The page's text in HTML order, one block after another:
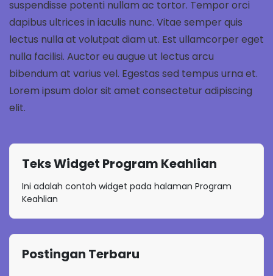
suspendisse potenti nullam ac tortor. Tempor orci
dapibus ultrices in iaculis nunc. Vitae semper quis
lectus nulla at volutpat diam ut. Est ullamcorper eget
nulla facilisi. Auctor eu augue ut lectus arcu
bibendum at varius vel. Egestas sed tempus urna et.
Lorem ipsum dolor sit amet consectetur adipiscing
elit.
Teks Widget Program Keahlian
Ini adalah contoh widget pada halaman Program
Keahlian
Postingan Terbaru